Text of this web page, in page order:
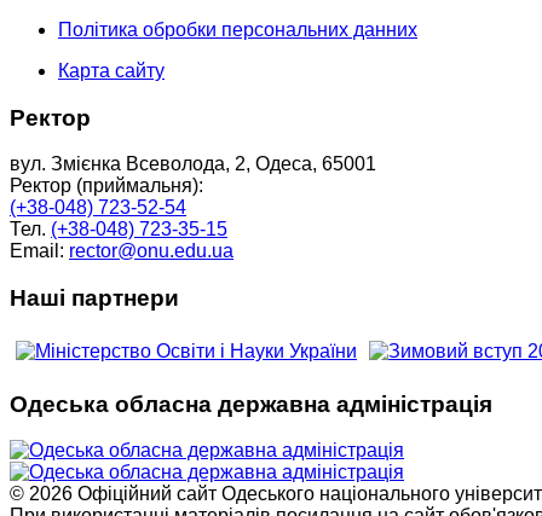
Політика обробки персональних данних
Карта сайту
Ректор
вул. Змієнка Всеволода, 2, Одеса, 65001
Ректор (приймальня):
(+38-048) 723-52-54
Тел. (+38-048) 723-35-15
Email: rector@onu.edu.ua
Наші партнери
Одеська обласна державна адміністрація
© 2026 Офіційний сайт Одеського національного